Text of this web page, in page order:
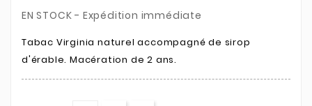
EN STOCK - Expédition immédiate
Tabac Virginia naturel accompagné de sirop
d'érable. Macération de 2 ans.